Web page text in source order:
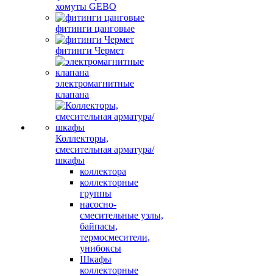
хомуты GEBO
фитинги цанговые
фитинги Чермет
электромагнитные
клапана
Коллекторы,
смесительная арматура/
шкафы
коллектора
коллекторные
группы
насосно-
смесительные узлы,
байпасы,
термосмесители,
унибоксы
Шкафы
коллекторные